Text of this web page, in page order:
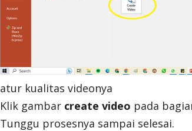
atur kualitas videonya
Klik gambar create video pada
Tunggu prosesnya sampai selesai.